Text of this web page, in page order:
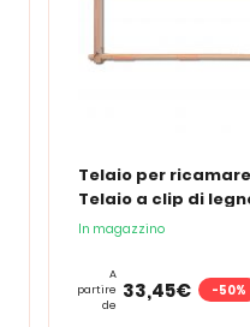
Telaio per
Telaio a clip di
In magazzino
A
partire
de
33,45€ -50%